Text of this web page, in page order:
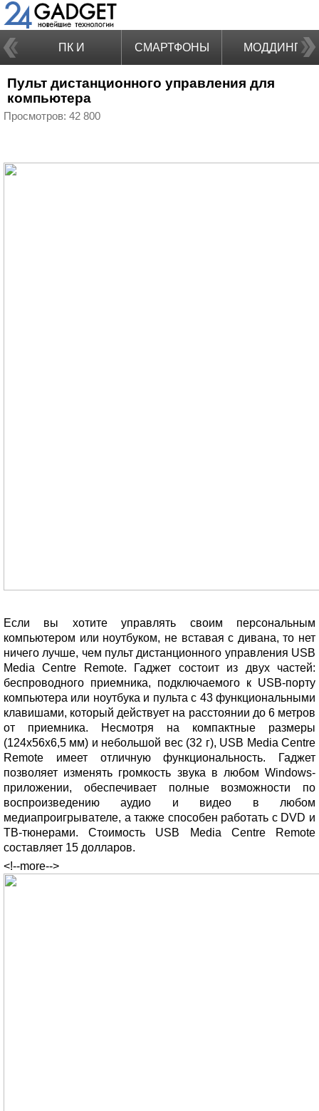
ПК И
НОУТБУКИ
СМАРТФОНЫ МОДДИНГ
Пульт дистанционного управления для
компьютера
Просмотров: 42 800
Если вы хотите управлять своим персональным
компьютером или ноутбуком, не вставая с дивана, то нет
ничего лучше, чем пульт дистанционного управления USB
Media Centre Remote. Гаджет состоит из двух частей:
беспроводного приемника, подключаемого к USB-порту
компьютера или ноутбука и пульта с 43 функциональными
клавишами, который действует на расстоянии до 6 метров
от приемника. Несмотря на компактные размеры
(124х56х6,5 мм) и небольшой вес (32 г), USB Media Centre
Remote имеет отличную функциональность. Гаджет
позволяет изменять громкость звука в любом Windows-
приложении, обеспечивает полные возможности по
воспроизведению аудио и видео в любом
медиапроигрывателе, а также способен работать с DVD и
ТВ-тюнерами. Стоимость USB Media Centre Remote
составляет 15 долларов.
<!--more-->